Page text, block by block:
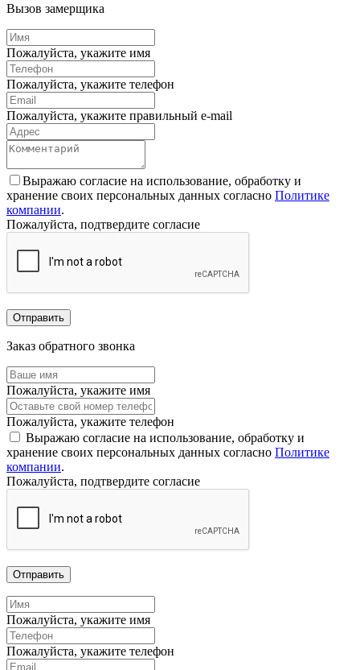
Вызов замерщика
Пожалуйста, укажите имя
Пожалуйста, укажите телефон
Пожалуйста, укажите правильный e-mail
Выражаю согласие на использование, обработку и
хранение своих персональных данных согласно Политике
компании.
Пожалуйста, подтвердите согласие
Отправить
Заказ обратного звонка
Пожалуйста, укажите имя
Пожалуйста, укажите телефон
Выражаю согласие на использование, обработку и
хранение своих персональных данных согласно Политике
компании.
Пожалуйста, подтвердите согласие
Отправить
Пожалуйста, укажите имя
Пожалуйста, укажите телефон